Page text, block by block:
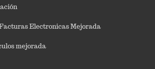
Electronicas Mejorada
mejorada